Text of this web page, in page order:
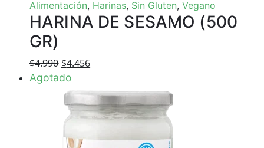
Alimentación, Harinas, Sin Gluten, Vegano
HARINA DE SESAMO (500
GR)
$4.990 El
precio
original
era:
$4.990.
$4.456El
actual
es:
$4.456.
Agotado